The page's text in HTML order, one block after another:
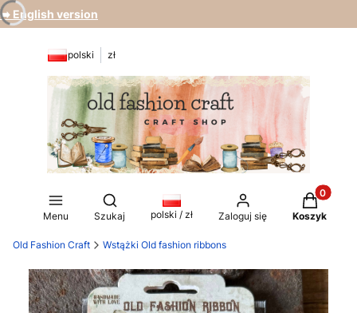
➡️ English version
polski zł
Menu
Otwórz wyszukiwarkę
Szukaj polski / zł Zaloguj się
Produkty
Koszyk
Old Fashion Craft Wstążki Old fashion ribbons